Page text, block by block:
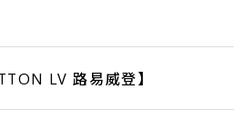
LV 路易威登】